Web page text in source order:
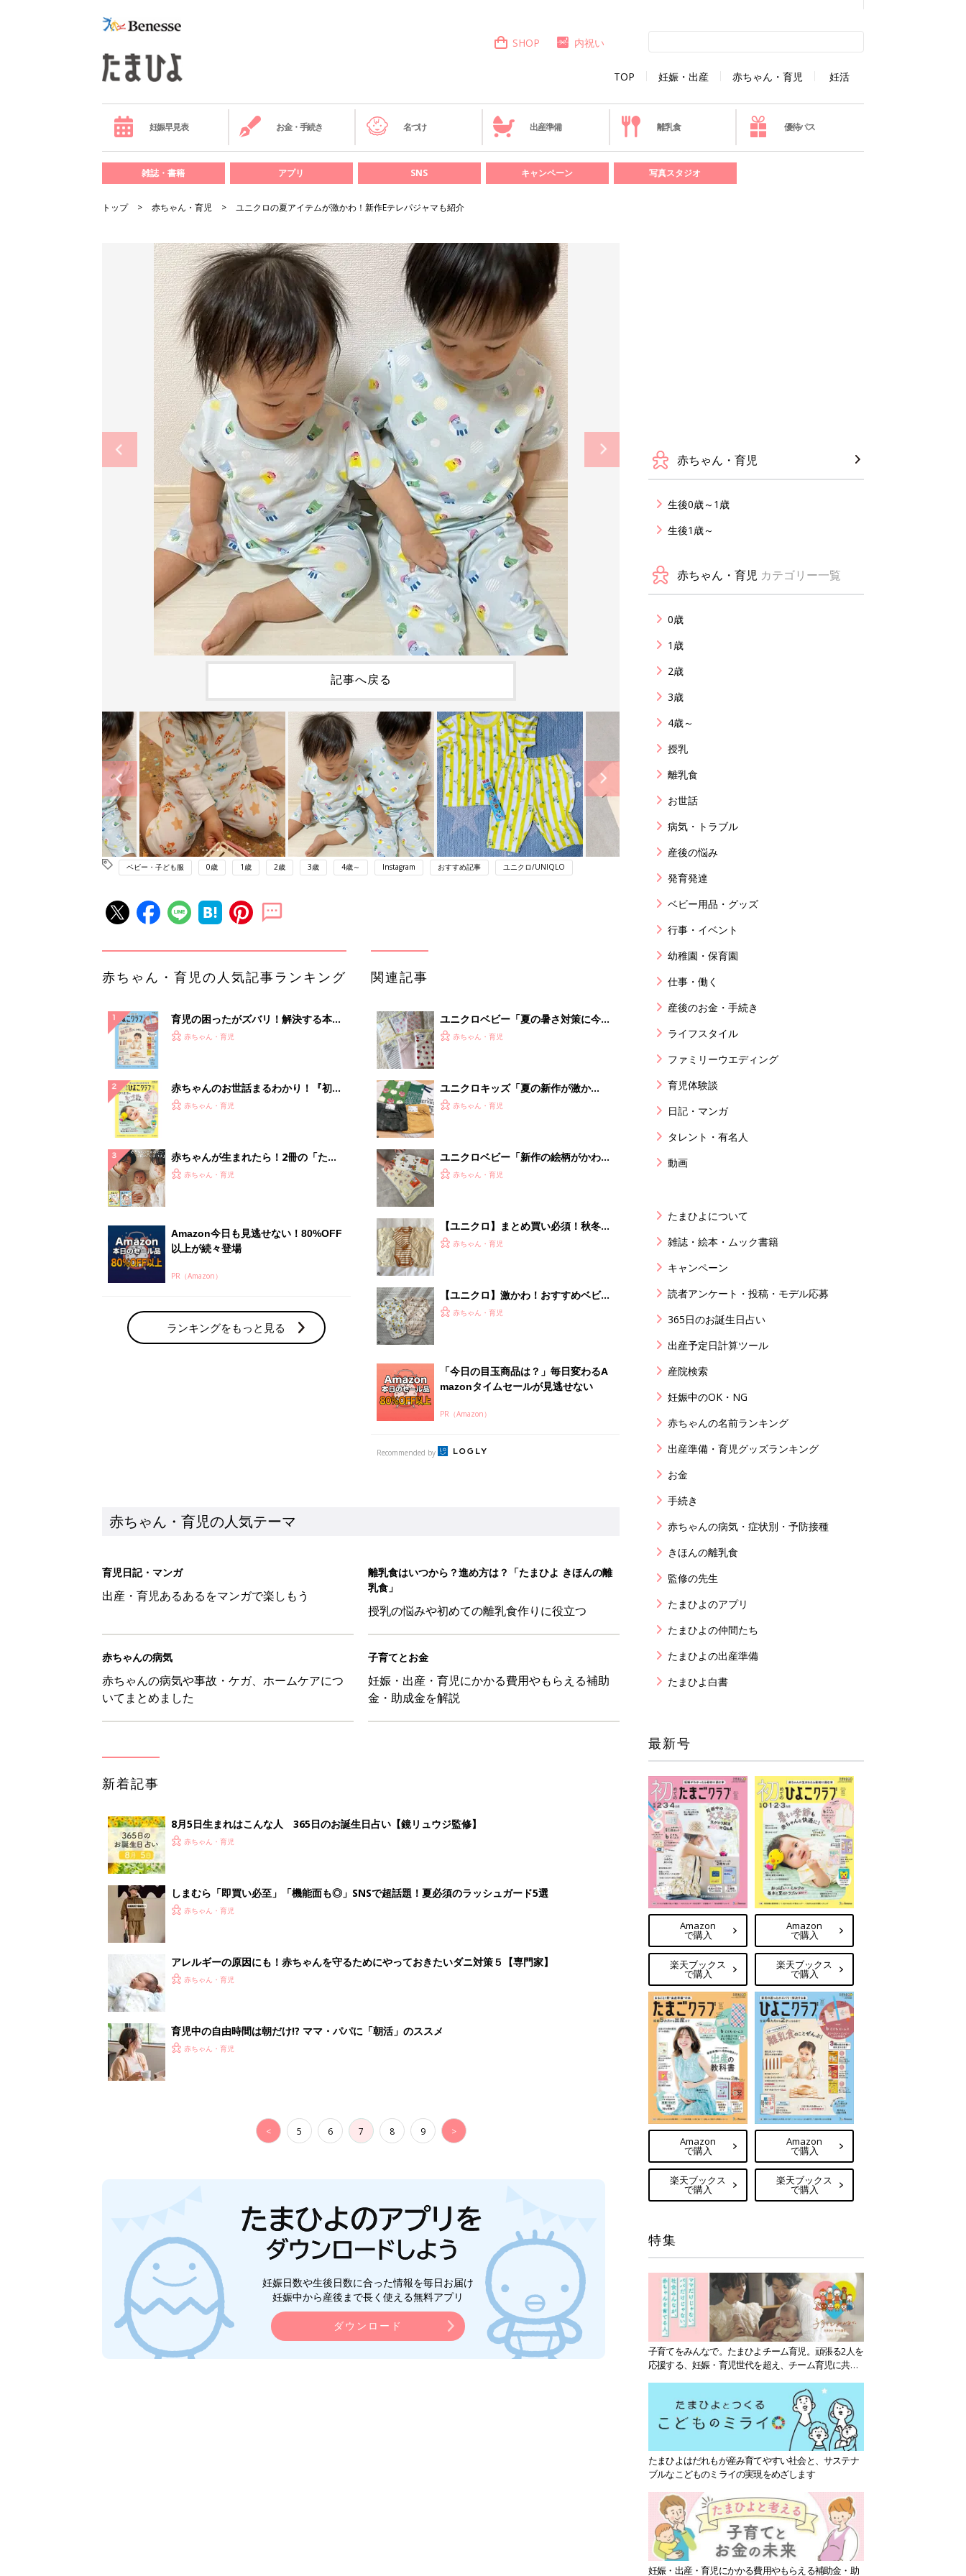
TOP 妊娠・出産 赤ちゃん・育児 妊活
SHOP 内祝い
妊娠早見表 お金・手続き 名づけ 出産準備 離乳食 優待パス
雑誌・書籍 アプリ SNS キャンペーン 写真スタジオ
トップ 赤ちゃん・育児 ユニクロの夏アイテムが激かわ！新作Eテレパジャマも紹介
記事へ戻る
ベビー・子ども服 0歳 1歳 2歳 3歳 4歳～ Instagram おすすめ記事 ユニクロ/UNIQLO
赤ちゃん・育児の人気記事ランキング
育児の困ったがズバリ！解決する本
『ひよこクラブ 秋号』 4カ月～2才
赤ちゃん・育児
赤ちゃんのお世話まるわかり！『初め
てのひよこクラブ 夏号』〈巻頭大特
赤ちゃん・育児
赤ちゃんが生まれたら！2冊の「たま
ひよ」
赤ちゃん・育児
Amazon今日も見逃せない！80%OFF
以上が続々登場
PR（Amazon）
ランキングをもっと見る
関連記事
ユニクロベビー「夏の暑さ対策に今す
ぐゲット！」「半袖・メッシュタイプ
赤ちゃん・育児
ユニクロキッズ「夏の新作が激か
わ！」「半袖Tシャツ・パジャマ
赤ちゃん・育児
ユニクロベビー「新作の絵柄がかわい
い♪」「秋冬のインナーとしても◎」
赤ちゃん・育児
【ユニクロ】まとめ買い必須！秋冬あ
ったかベビー服4選！
赤ちゃん・育児
【ユニクロ】激かわ！おすすめベビー
肌着&パジャマ5選
赤ちゃん・育児
「今日の目玉商品は？」毎日変わるA
mazonタイムセールが見逃せない
PR（Amazon）
Recommended by
赤ちゃん・育児の人気テーマ
育児日記・マンガ
出産・育児あるあるをマンガで楽しもう
離乳食はいつから？進め方は？「たまひよ きほんの離
乳食」
授乳の悩みや初めての離乳食作りに役立つ
赤ちゃんの病気
赤ちゃんの病気や事故・ケガ、ホームケアにつ
いてまとめました
子育てとお金
妊娠・出産・育児にかかる費用やもらえる補助
金・助成金を解説
新着記事
8月5日生まれはこんな人 365日のお誕生日占い【鏡リュウジ監修】
赤ちゃん・育児
しまむら「即買い必至」「機能面も◎」SNSで超話題！夏必須のラッシュガード5選
赤ちゃん・育児
アレルギーの原因にも！赤ちゃんを守るためにやっておきたいダニ対策５【専門家】
赤ちゃん・育児
育児中の自由時間は朝だけ!? ママ・パパに「朝活」のススメ
赤ちゃん・育児
< 5 6 7 8 9 >
妊娠日数や生後日数に合った情報を毎日お届け
妊娠中から産後まで長く使える無料アプリ
ダウンロード
赤ちゃん・育児
生後0歳～1歳
生後1歳～
赤ちゃん・育児 カテゴリー一覧
0歳
1歳
2歳
3歳
4歳～
授乳
離乳食
お世話
病気・トラブル
産後の悩み
発育発達
ベビー用品・グッズ
行事・イベント
幼稚園・保育園
仕事・働く
産後のお金・手続き
ライフスタイル
ファミリーウエディング
育児体験談
日記・マンガ
タレント・有名人
動画
たまひよについて
雑誌・絵本・ムック書籍
キャンペーン
読者アンケート・投稿・モデル応募
365日のお誕生日占い
出産予定日計算ツール
産院検索
妊娠中のOK・NG
赤ちゃんの名前ランキング
出産準備・育児グッズランキング
お金
手続き
赤ちゃんの病気・症状別・予防接種
きほんの離乳食
監修の先生
たまひよのアプリ
たまひよの仲間たち
たまひよの出産準備
たまひよ白書
最新号
Amazon
で購入
楽天ブックス
で購入
Amazon
で購入
楽天ブックス
で購入
Amazon
で購入
楽天ブックス
で購入
Amazon
で購入
楽天ブックス
で購入
特集
子育てをみんなで。たまひよチーム育児。頑張る2人を
応援する、妊娠・育児世代を超え、チーム育児に共感
たまひよはだれもが産み育てやすい社会と、サステナ
ブルなこどものミライの実現をめざします
妊娠・出産・育児にかかる費用やもらえる補助金・助